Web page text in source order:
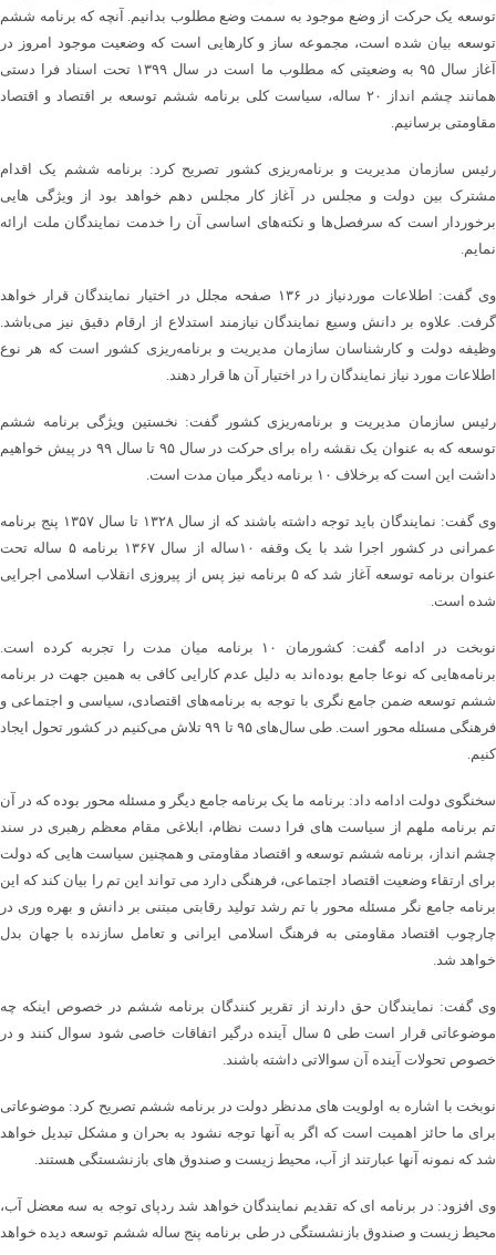
توسعه یک حرکت از وضع موجود به سمت وضع مطلوب بدانیم. آنچه که برنامه ششم
توسعه بیان شده است، مجموعه ساز و کارهایی است که وضعیت موجود امروز در
آغاز سال ۹۵ به وضعیتی که مطلوب ما است در سال ۱۳۹۹ تحت اسناد فرا دستی
همانند چشم انداز ۲۰ ساله، سیاست کلی برنامه ششم توسعه بر اقتصاد و اقتصاد
مقاومتی برسانیم.
رئیس سازمان مدیریت و برنامه‌ریزی کشور تصریح کرد: برنامه ششم یک اقدام
مشترک بین دولت و مجلس در آغاز کار مجلس دهم خواهد بود از ویژگی هایی
برخوردار است که سرفصل‌ها و نکته‌های اساسی آن را خدمت نمایندگان ملت ارائه
نمایم.
وی گفت: اطلاعات موردنیاز در ۱۳۶ صفحه مجلل در اختیار نمایندگان قرار خواهد
گرفت. علاوه بر دانش وسیع نمایندگان نیازمند استدلاع از ارقام دقیق نیز می‌باشد.
وظیفه دولت و کارشناسان سازمان مدیریت و برنامه‌ریزی کشور است که هر نوع
اطلاعات مورد نیاز نمایندگان را در اختیار آن ها قرار دهند.
رئیس سازمان مدیریت و برنامه‌ریزی کشور گفت: نخستین ویژگی برنامه ششم
توسعه که به عنوان یک نقشه راه برای حرکت در سال ۹۵ تا سال ۹۹ در پیش خواهیم
داشت این است که برخلاف ۱۰ برنامه دیگر میان مدت است.
وی گفت: نمایندگان باید توجه داشته باشند که از سال ۱۳۲۸ تا سال ۱۳۵۷ پنج برنامه
عمرانی در کشور اجرا شد با یک وقفه ۱۰ساله از سال ۱۳۶۷ برنامه ۵ ساله تحت
عنوان برنامه توسعه آغاز شد که ۵ برنامه نیز پس از پیروزی انقلاب اسلامی اجرایی
شده است.
نوبخت در ادامه گفت: کشورمان ۱۰ برنامه میان مدت را تجربه کرده است.
برنامه‌هایی که نوعا جامع بوده‌اند به دلیل عدم کارایی کافی به همین جهت در برنامه
ششم توسعه ضمن جامع نگری با توجه به برنامه‌های اقتصادی، سیاسی و اجتماعی و
فرهنگی مسئله محور است. طی سال‌های ۹۵ تا ۹۹ تلاش می‌کنیم در کشور تحول ایجاد
کنیم.
سخنگوی دولت ادامه داد: برنامه ما یک برنامه جامع دیگر و مسئله محور بوده که در آن
تم برنامه ملهم از سیاست های فرا دست نظام، ابلاغی مقام معظم رهبری در سند
چشم انداز، برنامه ششم توسعه و اقتصاد مقاومتی و همچنین سیاست هایی که دولت
برای ارتقاء وضعیت اقتصاد اجتماعی، فرهنگی دارد می تواند این تم را بیان کند که این
برنامه جامع نگر مسئله محور با تم رشد تولید رقابتی مبتنی بر دانش و بهره وری در
چارچوب اقتصاد مقاومتی به فرهنگ اسلامی ایرانی و تعامل سازنده با جهان بدل
خواهد شد.
وی گفت: نمایندگان حق دارند از تقریر کنندگان برنامه ششم در خصوص اینکه چه
موضوعاتی قرار است طی ۵ سال آینده درگیر اتفاقات خاصی شود سوال کنند و در
خصوص تحولات آینده آن سوالاتی داشته باشند.
نوبخت با اشاره به اولویت های مدنظر دولت در برنامه ششم تصریح کرد: موضوعاتی
برای ما حائز اهمیت است که اگر به آنها توجه نشود به بحران و مشکل تبدیل خواهد
شد که نمونه آنها عبارتند از آب، محیط زیست و صندوق های بازنشستگی هستند.
وی افزود: در برنامه ای که تقدیم نمایندگان خواهد شد ردپای توجه به سه معضل آب،
محیط زیست و صندوق بازنشستگی در طی برنامه پنج ساله ششم توسعه دیده خواهد